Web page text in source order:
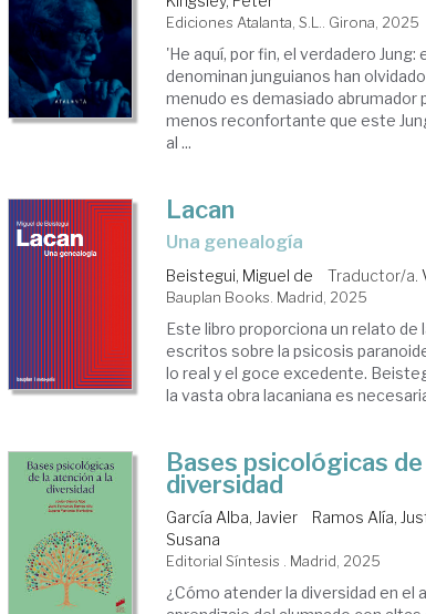
Ediciones Atalanta, S.L.. Girona, 2025
'He aquí, por fin, el verdadero
denominan junguianos han
menudo es demasiado abrumador
menos reconfortante que este
al ...
Lacan
una genealogía
Beistegui, Miguel de Traductor/a.
Bauplan Books. Madrid, 2025
Este libro proporciona un relato de
escritos sobre la psicosis
lo real y el goce excedente.
la vasta obra lacaniana es
Bases psicológicas
diversidad
García Alba, Javier Ramos Alía,
Susana
Editorial Síntesis . Madrid, 2025
¿Cómo atender la diversidad en el